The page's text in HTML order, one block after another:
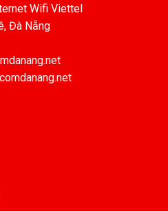
Wifi Viettel
Đà Nẵng